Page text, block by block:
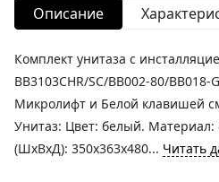
Описание
Комплект унитаза с
BB3103CHR/SC/BB002-80/BB018-
Микролифт и Белой клавишей
Унитаз: Цвет: белый. Материал:
(ШхВхД): 350х363х480... Читать